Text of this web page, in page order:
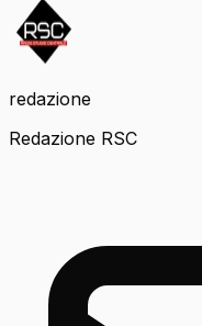
redazione
Redazione RSC